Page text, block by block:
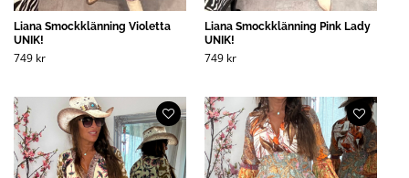
Liana Smockklänning Violetta
UNIK!
749 kr
Liana Smockklänning Pink Lady
UNIK!
749 kr